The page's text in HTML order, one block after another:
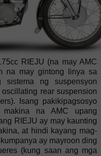
RIEJU (na may AMC
na may gintong linya sa
sistema ng suspensyon
rear suspension
Isang pakikipagsosyo
na AMC upang
RIEJU ay may kaunting
at hindi kayang mag-
ay mayroon ding
(kung saan ang mga